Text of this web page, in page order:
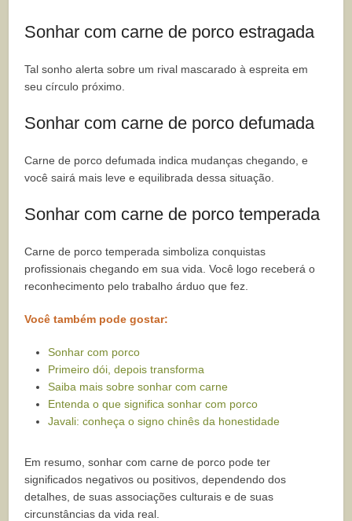
Sonhar com carne de porco estragada
Tal sonho alerta sobre um rival mascarado à espreita em
seu círculo próximo.
Sonhar com carne de porco defumada
Carne de porco defumada indica mudanças chegando, e
você sairá mais leve e equilibrada dessa situação.
Sonhar com carne de porco temperada
Carne de porco temperada simboliza conquistas
profissionais chegando em sua vida. Você logo receberá o
reconhecimento pelo trabalho árduo que fez.
Você também pode gostar:
Sonhar com porco
Primeiro dói, depois transforma
Saiba mais sobre sonhar com carne
Entenda o que significa sonhar com porco
Javali: conheça o signo chinês da honestidade
Em resumo, sonhar com carne de porco pode ter
significados negativos ou positivos, dependendo dos
detalhes, de suas associações culturais e de suas
circunstâncias da vida real.